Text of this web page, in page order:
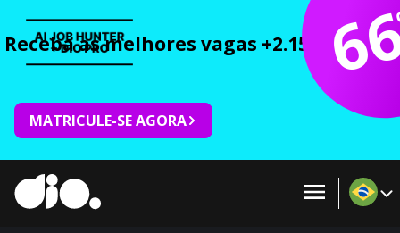
Receba as melhores vagas +2.150 cursos
MATRICULE-SE AGORA